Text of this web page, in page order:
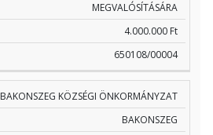
MEGVALÓSÍTÁSÁRA
4.000.000 Ft
650108/00004
BAKONSZEG KÖZSÉGI ÖNKORMÁNYZAT
BAKONSZEG